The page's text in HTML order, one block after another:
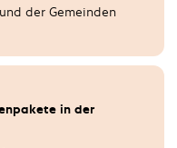
Vom Merkblatt
der Gemeinden
in der